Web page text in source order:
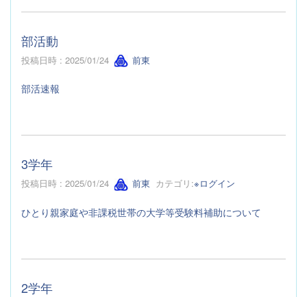
部活動
投稿日時 : 2025/01/24 前東
部活速報
3学年
投稿日時 : 2025/01/24 前東 カテゴリ:※ログイン
ひとり親家庭や非課税世帯の大学等受験料補助について
2学年